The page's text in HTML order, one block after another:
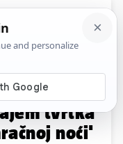
Komentari
problema
tvrtka
noći'